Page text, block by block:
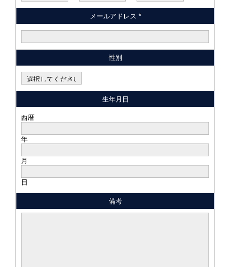
メールアドレス *
性別
生年月日
西暦
年
月
日
備考